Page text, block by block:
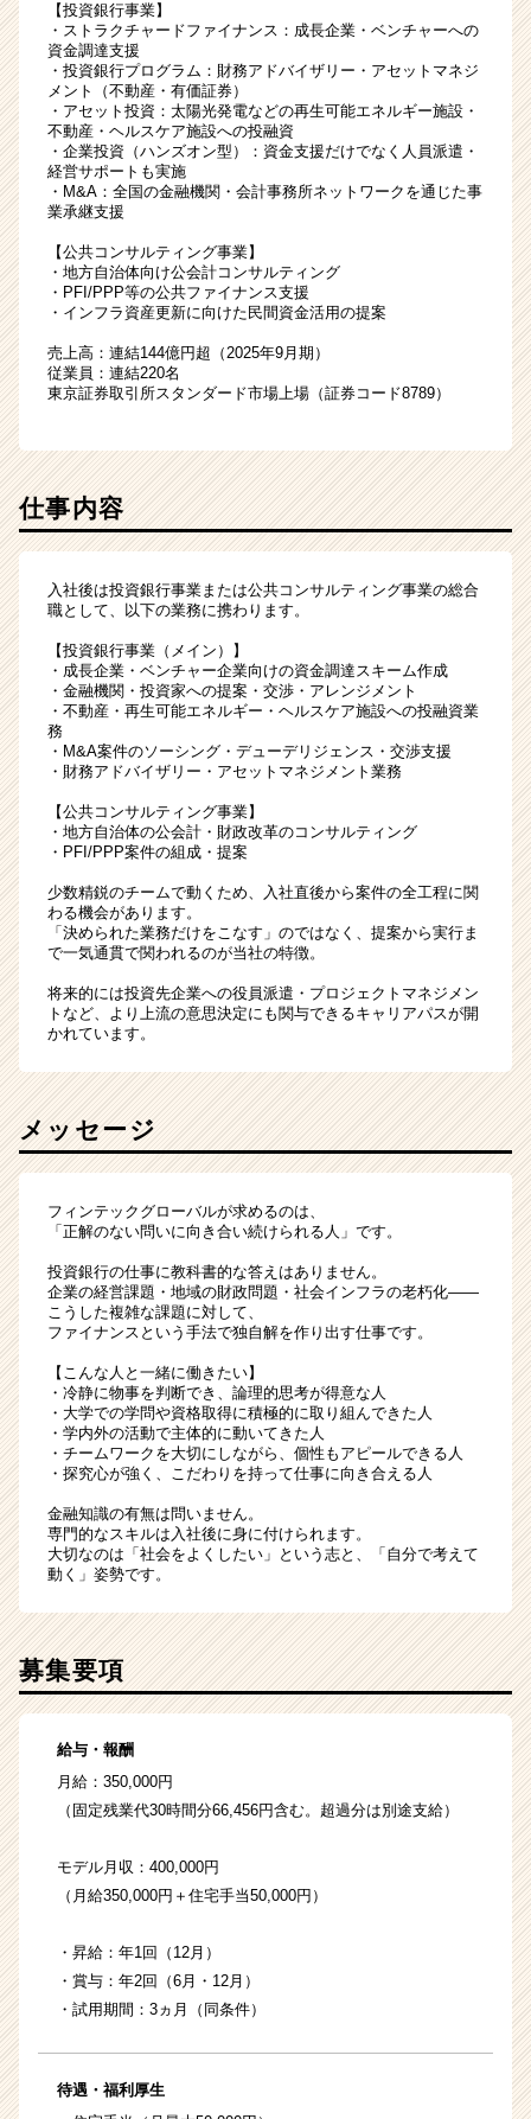
合
職
|
ベ
ン
ャ
長
企
業
ら
ス
活
サ
ト
チ
ア
ャ
ア
（CheerCareer）
【投資銀行事業】
・ストラクチャードファイナンス：成長企業・ベンチャーへの
資金調達支援
・投資銀行プログラム：財務アドバイザリー・アセットマネジ
メント（不動産・有価証券）
・アセット投資：太陽光発電などの再生可能エネルギー施設・
不動産・ヘルスケア施設への投融資
・企業投資（ハンズオン型）：資金支援だけでなく人員派遣・
経営サポートも実施
・M&A：全国の金融機関・会計事務所ネットワークを通じた事
業承継支援
【公共コンサルティング事業】
・地方自治体向け公会計コンサルティング
・PFI/PPP等の公共ファイナンス支援
・インフラ資産更新に向けた民間資金活用の提案
売上高：連結144億円超（2025年9月期）
従業員：連結220名
東京証券取引所スタンダード市場上場（証券コード8789）
仕事内容
入社後は投資銀行事業または公共コンサルティング事業の総合
職として、以下の業務に携わります。
【投資銀行事業（メイン）】
・成長企業・ベンチャー企業向けの資金調達スキーム作成
・金融機関・投資家への提案・交渉・アレンジメント
・不動産・再生可能エネルギー・ヘルスケア施設への投融資業
務
・M&A案件のソーシング・デューデリジェンス・交渉支援
・財務アドバイザリー・アセットマネジメント業務
【公共コンサルティング事業】
・地方自治体の公会計・財政改革のコンサルティング
・PFI/PPP案件の組成・提案
少数精鋭のチームで動くため、入社直後から案件の全工程に関
わる機会があります。
「決められた業務だけをこなす」のではなく、提案から実行ま
で一気通貫で関われるのが当社の特徴。
将来的には投資先企業への役員派遣・プロジェクトマネジメン
トなど、より上流の意思決定にも関与できるキャリアパスが開
かれています。
メッセージ
フィンテックグローバルが求めるのは、
「正解のない問いに向き合い続けられる人」です。
投資銀行の仕事に教科書的な答えはありません。
企業の経営課題・地域の財政問題・社会インフラの老朽化——
こうした複雑な課題に対して、
ファイナンスという手法で独自解を作り出す仕事です。
【こんな人と一緒に働きたい】
・冷静に物事を判断でき、論理的思考が得意な人
・大学での学問や資格取得に積極的に取り組んできた人
・学内外の活動で主体的に動いてきた人
・チームワークを大切にしながら、個性もアピールできる人
・探究心が強く、こだわりを持って仕事に向き合える人
金融知識の有無は問いません。
専門的なスキルは入社後に身に付けられます。
大切なのは「社会をよくしたい」という志と、「自分で考えて
動く」姿勢です。
募集要項
給与・報酬
月給：350,000円
（固定残業代30時間分66,456円含む。超過分は別途支給）
モデル月収：400,000円
（月給350,000円＋住宅手当50,000円）
・昇給：年1回（12月）
・賞与：年2回（6月・12月）
・試用期間：3ヵ月（同条件）
待遇・福利厚生